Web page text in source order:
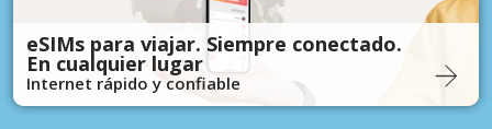
eSIMs para viajar. Siempre conectado.
En cualquier lugar
Internet rápido y confiable